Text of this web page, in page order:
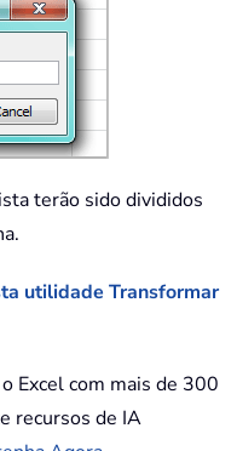
terão sido divididos
utilidade Transformar
Excel com mais de 300
recursos de IA